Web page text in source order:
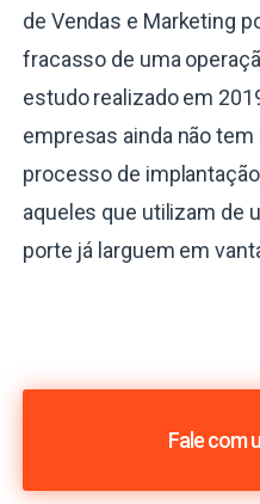
de Vendas e Marketing
fracasso de uma
estudo realizado em
empresas ainda não
processo de
aqueles que utilizam de
porte já larguem em
Fale com